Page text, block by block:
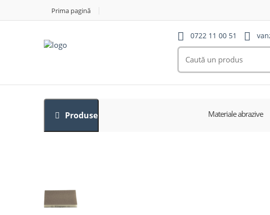
Prima pagină
0722 11 00 51
Produse Materiale abrazive